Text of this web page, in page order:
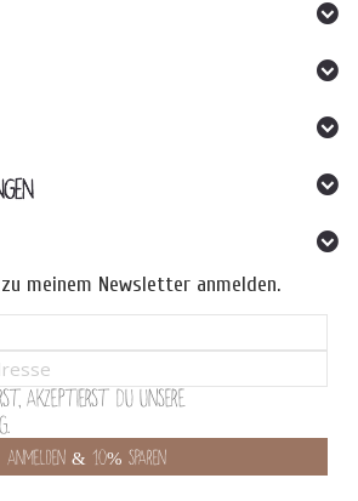
meinem Newsletter anmelden.
akzeptierst Du unsere